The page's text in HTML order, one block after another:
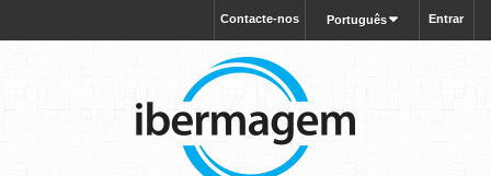
Entrar
Português
Contacte-nos